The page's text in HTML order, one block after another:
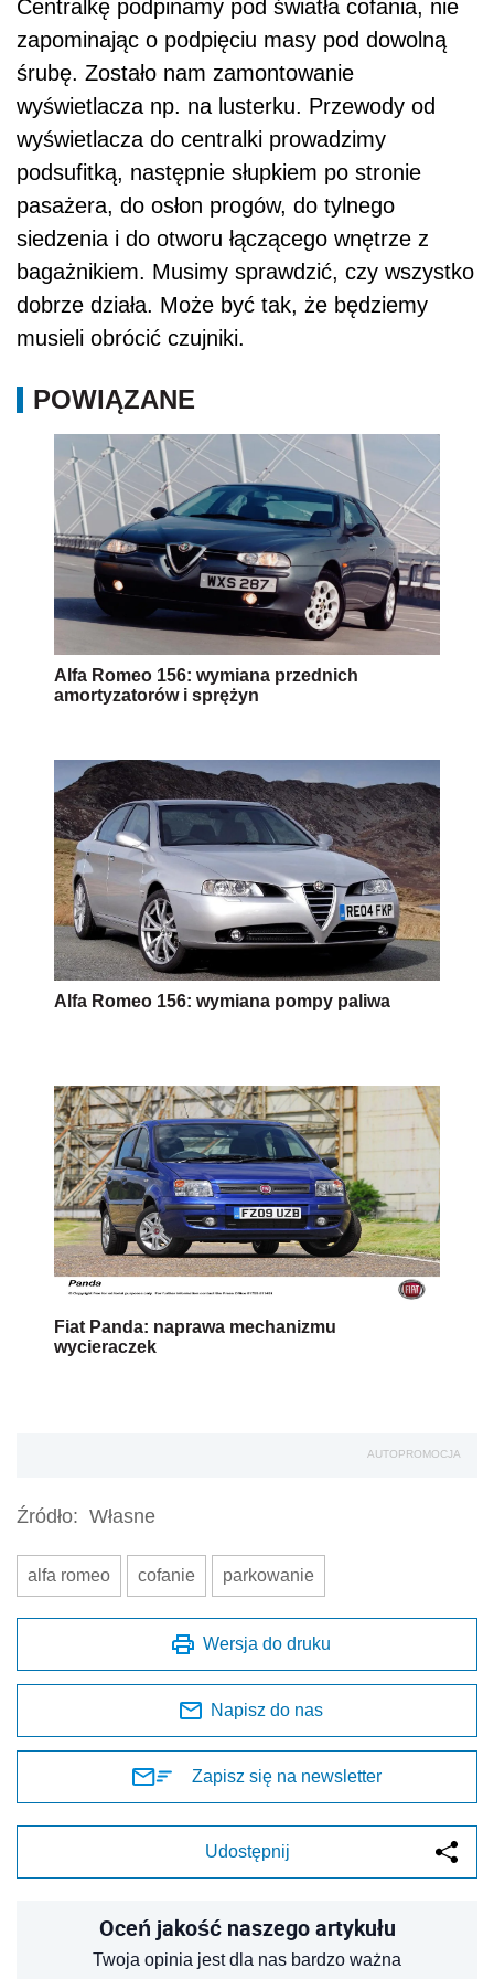
Centralkę podpinamy pod światła cofania, nie
zapominając o podpięciu masy pod dowolną
śrubę. Zostało nam zamontowanie
wyświetlacza np. na lusterku. Przewody od
wyświetlacza do centralki prowadzimy
podsufitką, następnie słupkiem po stronie
pasażera, do osłon progów, do tylnego
siedzenia i do otworu łączącego wnętrze z
bagażnikiem. Musimy sprawdzić, czy wszystko
dobrze działa. Może być tak, że będziemy
musieli obrócić czujniki.
POWIĄZANE
Alfa Romeo 156: wymiana przednich
amortyzatorów i sprężyn
Alfa Romeo 156: wymiana pompy paliwa
Fiat Panda: naprawa mechanizmu
wycieraczek
AUTOPROMOCJA
Źródło: Własne
alfa romeo cofanie parkowanie
Wersja do druku
Napisz do nas
Zapisz się na newsletter
Udostępnij
Oceń jakość naszego artykułu
Twoja opinia jest dla nas bardzo ważna